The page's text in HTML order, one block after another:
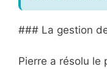
### La gestion
Pierre a résolu le